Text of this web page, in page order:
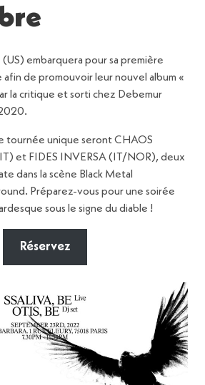
embarquera pour sa première
de promouvoir leur nouvel album «
la critique et sorti chez Debemur
tournée unique seront CHAOS
et FIDES INVERSA (IT/NOR), deux
dans la scène Black Metal
Préparez-vous pour une soirée
sous le signe du diable !
Réservez